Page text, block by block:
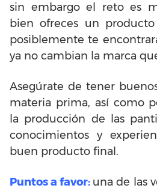
sin embargo el reto es
bien ofreces un
posiblemente te
ya no cambian la marca
Asegúrate de tener
materia prima, así como
la producción de las
conocimientos y
buen producto final.
Puntos a favor: una de las